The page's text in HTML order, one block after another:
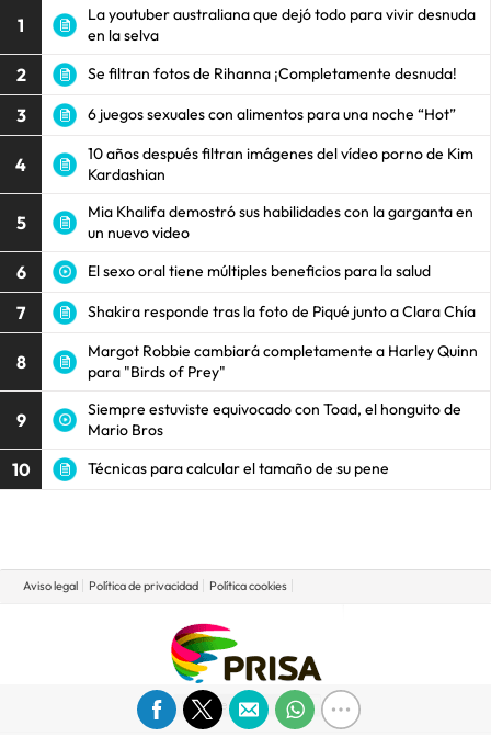
1
La youtuber australiana que dejó todo para vivir desnuda
en la selva
2 Se filtran fotos de Rihanna ¡Completamente desnuda!
3 6 juegos sexuales con alimentos para una noche “Hot”
4
10 años después filtran imágenes del vídeo porno de Kim
Kardashian
5
Mia Khalifa demostró sus habilidades con la garganta en
un nuevo video
6 El sexo oral tiene múltiples beneficios para la salud
7 Shakira responde tras la foto de Piqué junto a Clara Chía
8
Margot Robbie cambiará completamente a Harley Quinn
para "Birds of Prey"
9
Siempre estuviste equivocado con Toad, el honguito de
Mario Bros
10 Técnicas para calcular el tamaño de su pene
Aviso legal Política de privacidad Política cookies